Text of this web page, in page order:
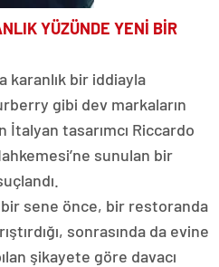
YÜZÜNDE YENİ BİR
karanlık bir iddiayla
gibi dev markaların
tasarımcı Riccardo
sunulan bir
bir sene önce, bir restoranda
sonrasında da evine
şikayete göre davacı